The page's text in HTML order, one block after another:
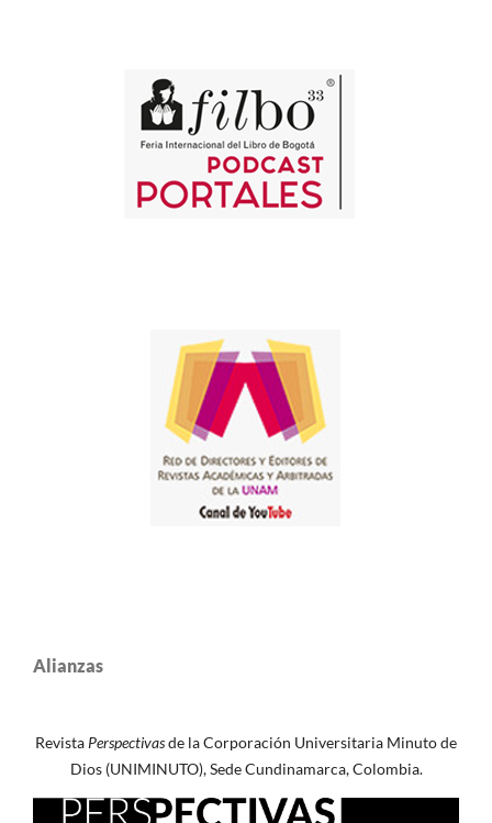
Alianzas
Revista Perspectivasde la Corporación Universitaria Minuto de
Dios (UNIMINUTO), Sede Cundinamarca, Colombia.